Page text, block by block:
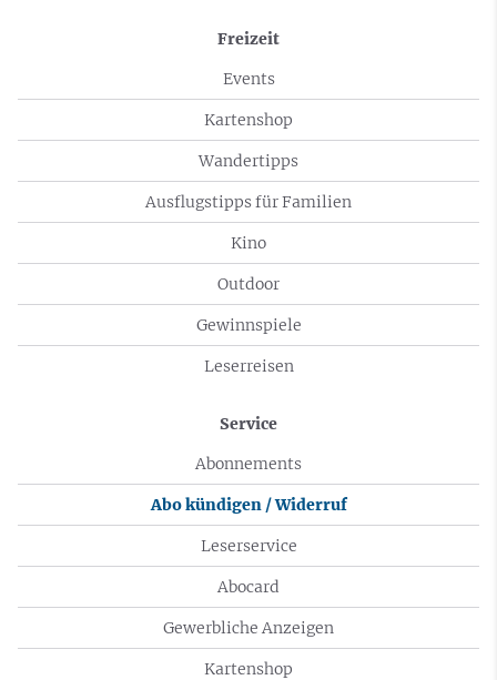
Freizeit
Events
Kartenshop
Wandertipps
Ausflugstipps für Familien
Kino
Outdoor
Gewinnspiele
Leserreisen
Service
Abonnements
Abo kündigen / Widerruf
Leserservice
Abocard
Gewerbliche Anzeigen
Kartenshop